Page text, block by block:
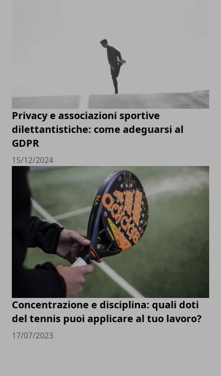
Privacy e associazioni sportive
dilettantistiche: come adeguarsi al
GDPR
15/12/2024
Concentrazione e disciplina: quali doti
del tennis puoi applicare al tuo lavoro?
17/07/2023